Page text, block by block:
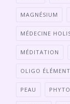
MAGNÉSIUM
MÉDECINE
MÉDITATION
OLIGO ÉLÉMENT
PEAU